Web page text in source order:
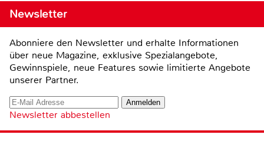
Newsletter
Abonniere den Newsletter und erhalte Informationen
über neue Magazine, exklusive Spezialangebote,
Gewinnspiele, neue Features sowie limitierte Angebote
unserer Partner.
Newsletter abbestellen